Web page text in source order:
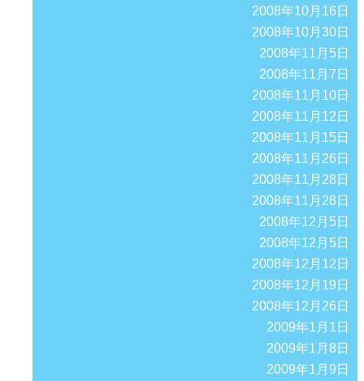
2008年10月16日
2008年10月30日
2008年11月5日
2008年11月7日
2008年11月10日
2008年11月12日
2008年11月15日
2008年11月26日
2008年11月28日
2008年11月28日
2008年12月5日
2008年12月5日
2008年12月12日
2008年12月19日
2008年12月26日
2009年1月1日
2009年1月8日
2009年1月9日